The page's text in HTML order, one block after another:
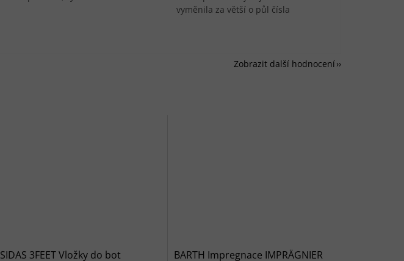
SIDAS 3FEET Vložky do bot
BARTH Impregnace IMPRÄGNIER
vyměnila za větší o půl čísla
Zobrazit další hodnocení